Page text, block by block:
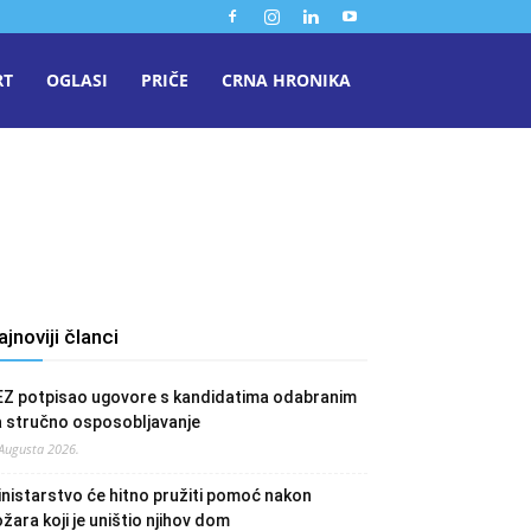
OGLASI PRIČE CRNA HRONIKA
članci
potpisao ugovore s kandidatima odabranim
stručno osposobljavanje
2026.
će hitno pružiti pomoć nakon
koji je uništio njihov dom